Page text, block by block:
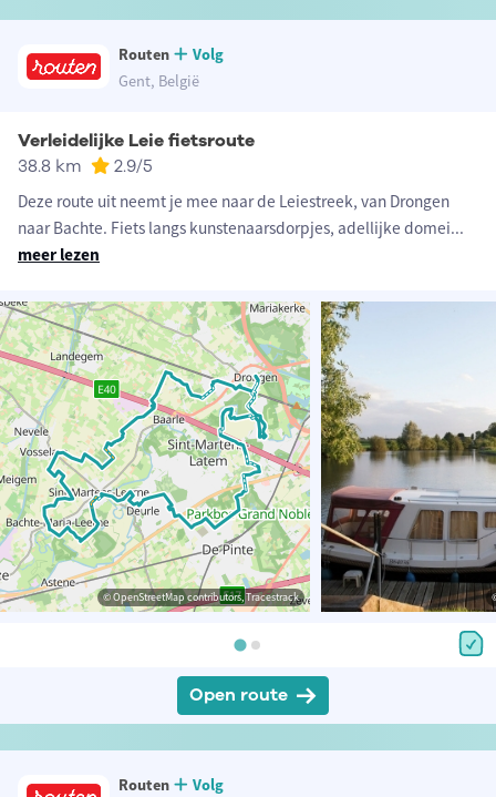
Routen
Volg
Gent, België
Verleidelijke Leie fietsroute
38.8 km 2.9/5
Deze route uit neemt je mee naar de Leiestreek, van Drongen
naar Bachte. Fiets langs kunstenaarsdorpjes, adellijke domei...
meer lezen
© OpenStreetMap contributors, Tracestrack
Open route
Routen
Volg